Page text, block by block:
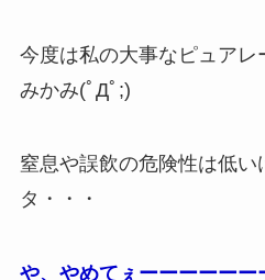
今度は私の大事なピュア
みかみ(ﾟДﾟ;)
窒息や誤飲の危険性は低
タ・・・
や、やめてぇーーーーーー